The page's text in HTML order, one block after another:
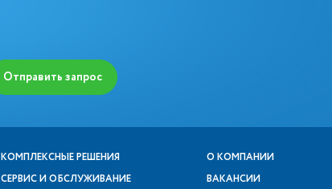
Отправить запрос
КОМПЛЕКСНЫЕ РЕШЕНИЯ
СЕРВИС И ОБСЛУЖИВАНИЕ
О КОМПАНИИ
ВАКАНСИИ